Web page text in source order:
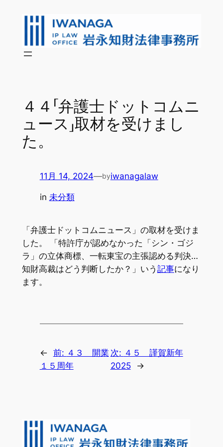
４４「弁護士ドットコムニ
ュース」取材を受けまし
た。
11月 14, 2024—byiwanagalaw
in 未分類
「弁護士ドットコムニュース」の取材を受けま
した。 「特許庁が認めなかった「シン・ゴジ
ラ」の立体商標、一転東宝の主張認める判決…
知財高裁はどう判断したか？」いう 記事になり
ます。
← 前: ４３ 開業
１５周年
次: ４５ 謹賀新年
2025
→